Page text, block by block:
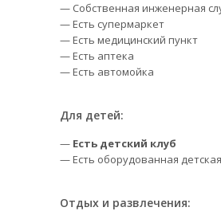
— Собственная инженерная
— Есть супермаркет
— Есть медицинский пункт
— Есть аптека
— Есть автомойка
Для детей:
— Есть детский клуб
— Есть оборудованная
Отдых и развлечения: